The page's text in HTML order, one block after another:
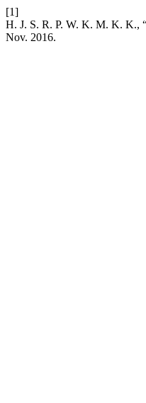
[1]
H. J. S. R. P. W. K. M. K. K.,
Nov. 2016.